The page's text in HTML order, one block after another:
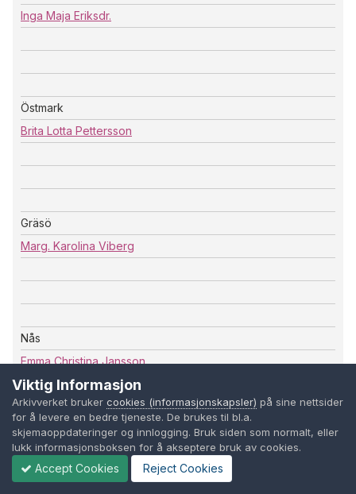
Inga Maja Eriksdr.
Östmark
Brita Lotta Pettersson
Gräsö
Marg. Karolina Viberg
Nås
Emma Christina Jansson
Gräsö
Amanda Lovisa Holmström
Viktig Informasjon
Arkivverket bruker cookies (informasjonskapsler) på sine nettsider
for å levere en bedre tjeneste. De brukes til bl.a.
skjemaoppdateringer og innlogging. Bruk siden som normalt, eller
lukk informasjonsboksen for å akseptere bruk av cookies.
Accept Cookies Reject Cookies